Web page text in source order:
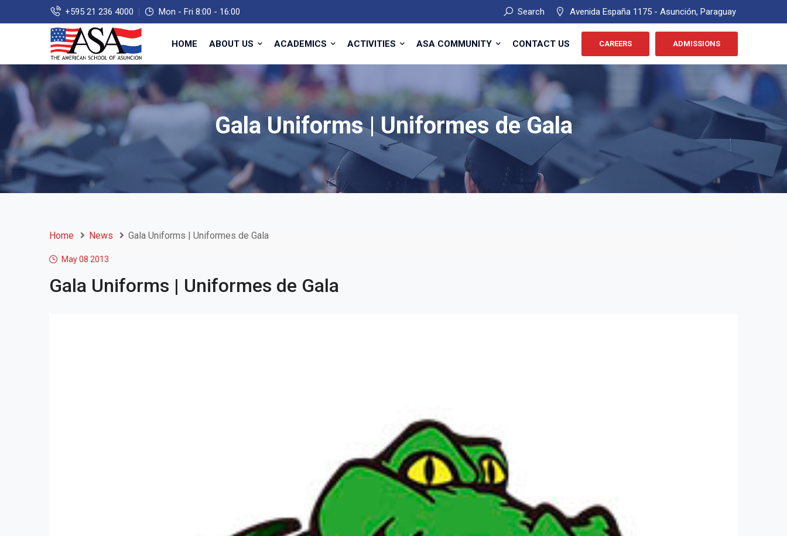
+595 21 236 4000 Mon - Fri 8:00 - 16:00 Search Avenida España 1175 - Asunción, Paraguay
ADMISSIONS
CAREERS
HOME ABOUT US ACADEMICS ACTIVITIES ASA COMMUNITY CONTACT US
Gala Uniforms | Uniformes de Gala
Home News Gala Uniforms | Uniformes de Gala
May 08 2013
Gala Uniforms | Uniformes de Gala